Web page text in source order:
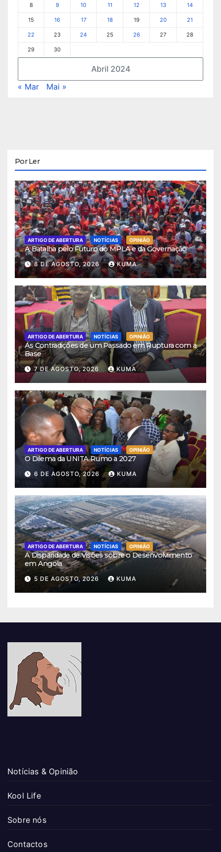
Abril 2024
8 9 10 11 12 13 14
15 16 17 18 19 20 21
22 23 24 25 26 27 28
29 30
« Mar Mai »
Por Ler
ARTIGO DE ABERTURA NOTÍCIAS OPINIÃO
A Batalha pelo Futuro do MPLA e da Governação
8 DE AGOSTO, 2026 KUMA
ARTIGO DE ABERTURA NOTÍCIAS OPINIÃO
As Contradições de um Passado em Ruptura com a
Base
7 DE AGOSTO, 2026 KUMA
ARTIGO DE ABERTURA NOTÍCIAS OPINIÃO
O Dilema da UNITA Rumo a 2027
6 DE AGOSTO, 2026 KUMA
ARTIGO DE ABERTURA NOTÍCIAS OPINIÃO
A Disparidade de Visões sobre o Desenvolvimento
em Angola
5 DE AGOSTO, 2026 KUMA
Notícias & Opinião
Kool Life
Sobre nós
Contactos